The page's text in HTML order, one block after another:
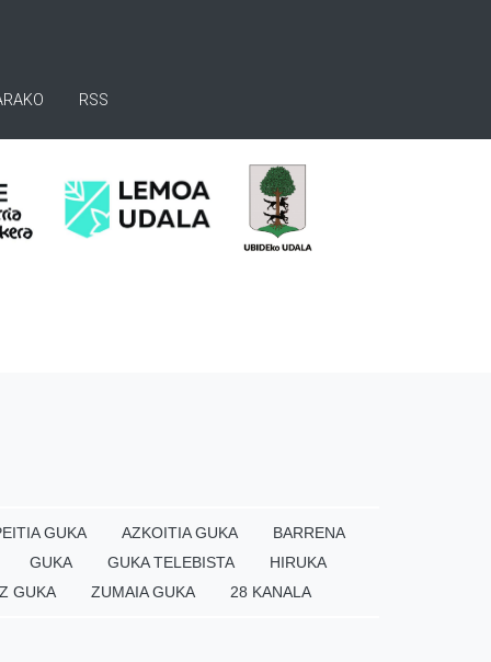
RSS
GUKA AZKOITIA GUKA
BARRENA
GUKA
GUKA TELEBISTA
HIRUKA
GUKA
ZUMAIA GUKA 28 KANALA